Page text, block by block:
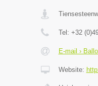
Tel: +32
E-mail ›
Website: